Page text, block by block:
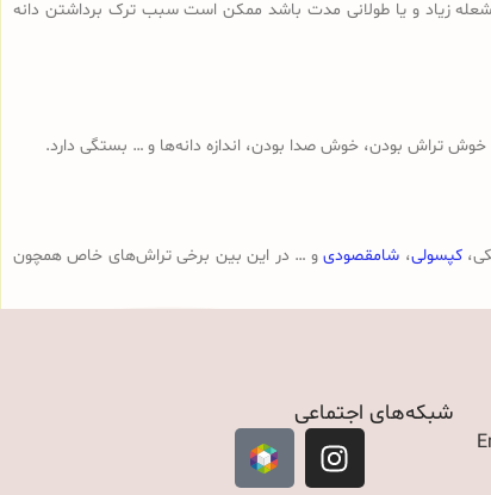
زیاد و یا طولانی مدت باشد ممکن است سبب ترک برداشتن دانه
تراش بودن، خوش صدا بودن، اندازه دانه‌ها و … بستگی دارد.
کپسولی، شامقصودیو … در این بین برخی تراش‌های خاص همچون
شبکه‌های اجتماعی